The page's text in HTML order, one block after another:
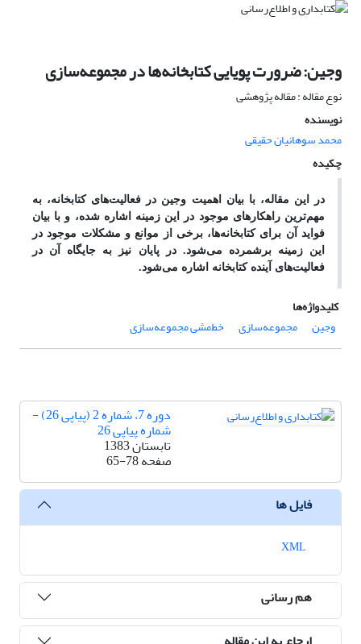
وجین: ضرورت پویایی کتابخانه‌ها در مجموعه‌سازی
نوع مقاله : مقاله پژوهشی
نویسنده
محمد سوهانیان حقیقی
چکیده
در این مقاله، با بیان اهمیت وجین در فعالیت‌های کتابخانه، به
مهم‌ترین راهکارهای موجود در این زمینه اشاره شده، و با بیان
فواید آن برای کتابخانه‌ها، برخی از موانع و مشکلات موجود در
این زمینه برشمرده می‌شود. در پایان نیز به جایگاه آن در
فعالیت‌های آینده کتابخانه اشاره می‌شود.
کلیدواژه‌ها
وجین
مجموعه‌سازی خط‌مشی مجموعه‌سازی
دوره 7، شماره 2 (پیاپی 26) -
شماره پیاپی 26
تابستان 1383
صفحه65-78
فایل ها
هم رسانی